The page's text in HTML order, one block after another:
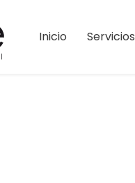
Inicio Servicios